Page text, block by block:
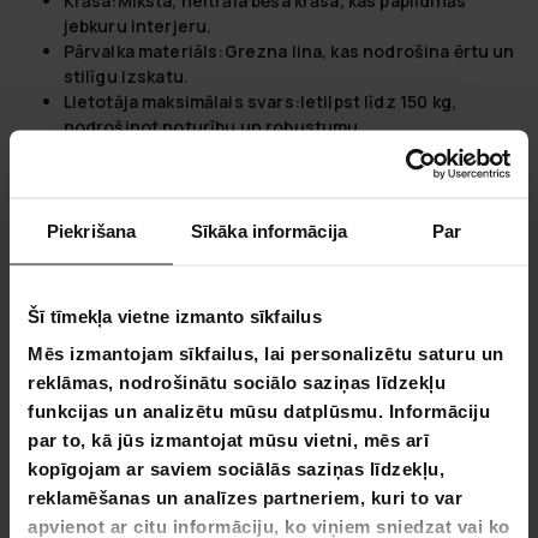
Piekrišana Sīkāka informācija Par
Šī tīmekļa vietne izmanto sīkfailus
Mēs izmantojam sīkfailus, lai personalizētu saturu un
reklāmas, nodrošinātu sociālo saziņas līdzekļu
funkcijas un analizētu mūsu datplūsmu. Informāciju
par to, kā jūs izmantojat mūsu vietni, mēs arī
kopīgojam ar saviem sociālās saziņas līdzekļu,
reklamēšanas un analīzes partneriem, kuri to var
apvienot ar citu informāciju, ko viņiem sniedzat vai ko
jebkuru interjeru.
Pārvalka materiāls:Grezna lina, kas nodrošina ērtu un
stilīgu izskatu.
Lietotāja maksimālais svars:Ietilpst līdz 150 kg,
nodrošinot noturību un robustumu.
100-240V 50Hz-60Hz,
Izvades spriegums: DC12V 4A, pielāgojams dažādiem
Sertifikāti:
Apliecināts ar CE, ROHS, EMC, LVD
Paku informācija:
Svars: 18.5 kg
Garums:84 cm
Augstums:36.5 cm
Platums:58.5 cm
Papildiniet savu mājvietu arLykke masāžas krēsls Comfort
bēšs, kas ietver: